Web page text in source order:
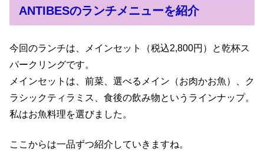
ANTIBESのランチメニューを紹介
今回のランチは、メインセット（税込2,800円）と乾杯ス
パークリングです。
メインセットは、前菜、選べるメイン（お肉かお魚）、ク
ラシックティラミス、食後の飲み物というラインナップ。
私はお魚料理を選びました。
ここからは一品ずつ紹介していきますね。